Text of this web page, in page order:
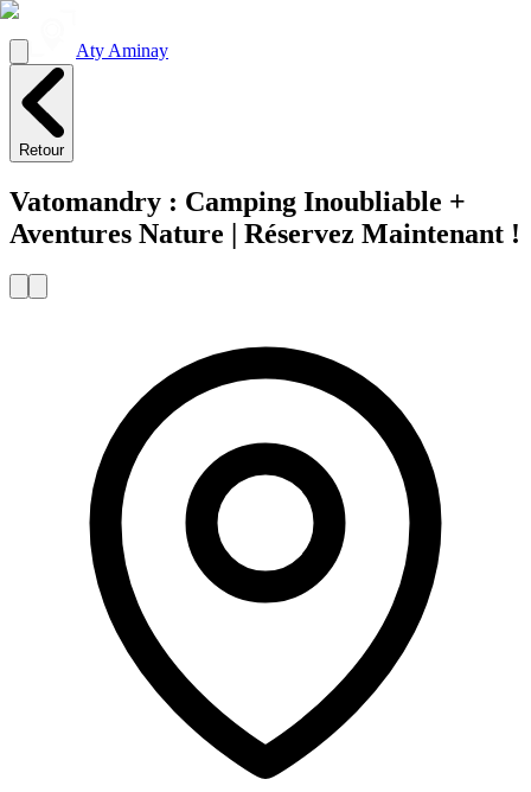
Aty Aminay
Retour
Vatomandry : Camping Inoubliable +
Aventures Nature | Réservez Maintenant !